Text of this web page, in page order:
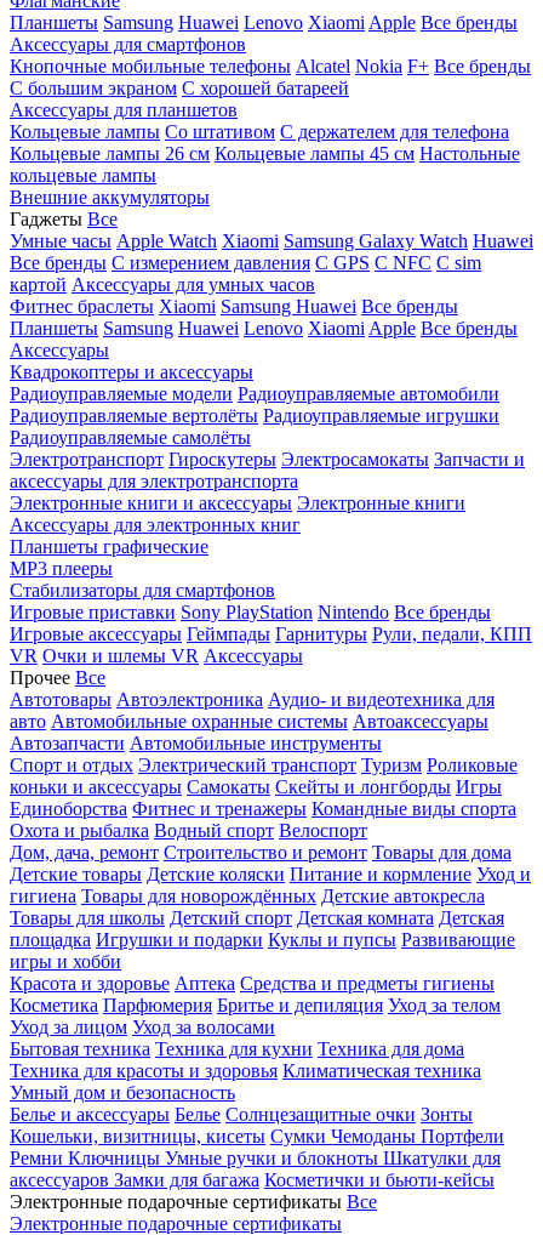
Планшеты Samsung Huawei Lenovo Xiaomi Apple Все бренды
Аксессуары для смартфонов
Кнопочные мобильные телефоны Alcatel Nokia F+ Все бренды
С большим экраном С хорошей батареей
Аксессуары для планшетов
Кольцевые лампы Со штативом C держателем для телефона
Кольцевые лампы 26 см Кольцевые лампы 45 см Настольные
кольцевые лампы
Внешние аккумуляторы
Гаджеты Все
Умные часы Apple Watch Xiaomi Samsung Galaxy Watch Huawei
Все бренды C измерением давления C GPS C NFC C sim
картой Аксессуары для умных часов
Фитнес браслеты Xiaomi Samsung Huawei Все бренды
Планшеты Samsung Huawei Lenovo Xiaomi Apple Все бренды
Аксессуары
Квадрокоптеры и аксессуары
Радиоуправляемые модели Радиоуправляемые автомобили
Радиоуправляемые вертолёты Радиоуправляемые игрушки
Радиоуправляемые самолёты
Электротранспорт Гироскутеры Электросамокаты Запчасти и
аксессуары для электротранспорта
Электронные книги и аксессуары Электронные книги
Аксессуары для электронных книг
Планшеты графические
MP3 плееры
Стабилизаторы для смартфонов
Игровые приставки Sony PlayStation Nintendo Все бренды
Игровые аксессуары Геймпады Гарнитуры Рули, педали, КПП
VR Очки и шлемы VR Аксессуары
Прочее Все
Автотовары Автоэлектроника Аудио- и видеотехника для
авто Автомобильные охранные системы Автоаксессуары
Автозапчасти Автомобильные инструменты
Спорт и отдых Электрический транспорт Туризм Роликовые
коньки и аксессуары Самокаты Скейты и лонгборды Игры
Единоборства Фитнес и тренажеры Командные виды спорта
Охота и рыбалка Водный спорт Велоспорт
Дом, дача, ремонт Строительство и ремонт Товары для дома
Детские товары Детские коляски Питание и кормление Уход и
гигиена Товары для новорождённых Детские автокресла
Товары для школы Детский спорт Детская комната Детская
площадка Игрушки и подарки Куклы и пупсы Развивающие
игры и хобби
Красота и здоровье Аптека Средства и предметы гигиены
Косметика Парфюмерия Бритье и депиляция Уход за телом
Уход за лицом Уход за волосами
Бытовая техника Техника для кухни Техника для дома
Техника для красоты и здоровья Климатическая техника
Умный дом и безопасность
Белье и аксессуары Белье Солнцезащитные очки Зонты
Кошельки, визитницы, кисеты Сумки Чемоданы Портфели
Ремни Ключницы Умные ручки и блокноты Шкатулки для
аксессуаров Замки для багажа Косметички и бьюти-кейсы
Электронные подарочные сертификаты Все
Электронные подарочные сертификаты